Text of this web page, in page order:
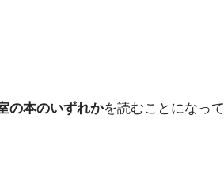
の本のいずれかを読むことになって